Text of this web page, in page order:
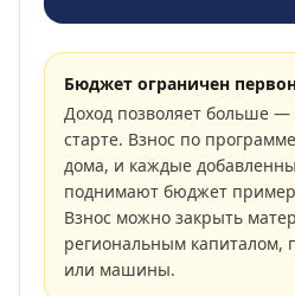
Бюджет ограничен
Доход позволяет больше —
старте. Взнос по
дома, и каждые
поднимают бюджет
Взнос можно закрыть
региональным капиталом,
или машины.